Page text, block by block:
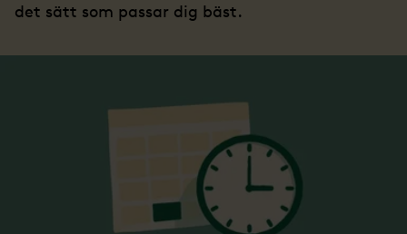
det sätt som passar dig bäst.